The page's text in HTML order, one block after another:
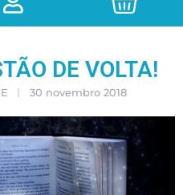
DE VOLTA!
30 novembro 2018